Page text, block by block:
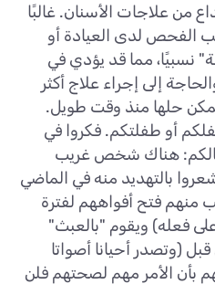
من علاجات الأسنان. غالبًا
الفحص لدى العيادة أو
نسبيًا، مما قد يؤدي في
إلى إجراء علاج أكثر
حلها منذ وقت طويل.
أو طفلتكم. فكروا في
هناك شخص غريب
بالتهديد منه في الماضي
منهم فتح أفواههم لفترة
فعله) ويقوم "بالعبث"
(وتصدر أحيانا أصواتا
بأن الأمر مهم لصحتهم فلن